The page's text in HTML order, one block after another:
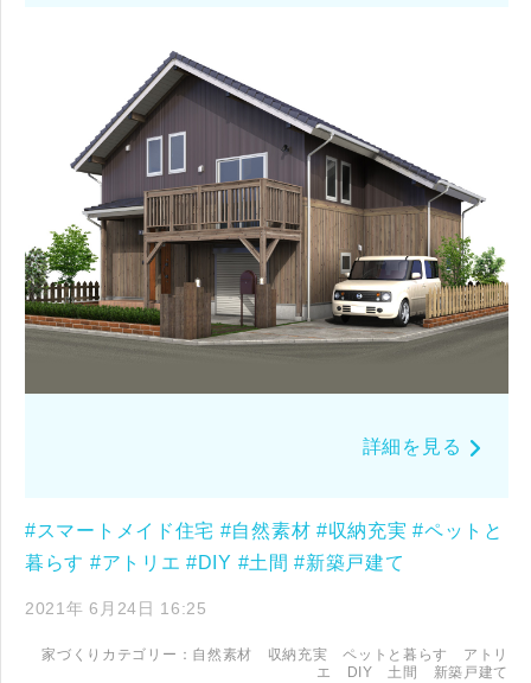
詳細を見る
#スマートメイド住宅 #自然素材 #収納充実 #ペットと
暮らす #アトリエ #DIY #土間 #新築戸建て
2021年 6月24日 16:25
家づくりカテゴリー： 自然素材 収納充実 ペットと暮らす
アトリ
エ
DIY 土間 新築戸建て